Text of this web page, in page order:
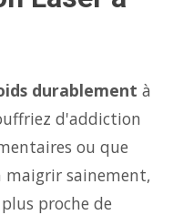
durablement à
d'addiction
ou que
maigrir sainement,
proche de